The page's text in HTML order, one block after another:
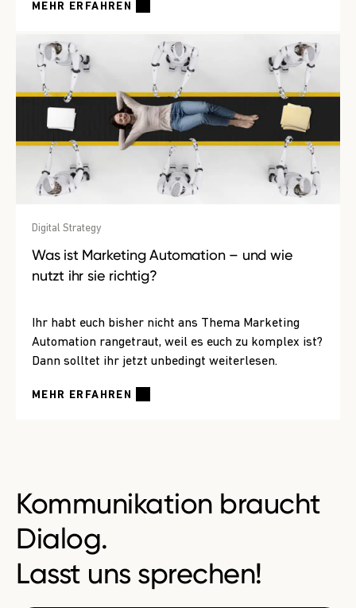
MEHR ERFAHREN
Digital Strategy
Was ist Marketing Automation – und wie
nutzt ihr sie richtig?
Ihr habt euch bisher nicht ans Thema Marketing
Automation rangetraut, weil es euch zu komplex ist?
Dann solltet ihr jetzt unbedingt weiterlesen.
MEHR ERFAHREN
Kommunikation braucht
Dialog.
Lasst uns sprechen!